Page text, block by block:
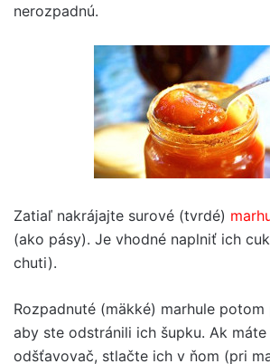
nerozpadnú.
Zatiaľ nakrájajte surové (tvrdé)
(ako pásy). Je vhodné naplniť ich
chuti).
Rozpadnuté (mäkké) marhule
aby ste odstránili ich šupku. Ak
odšťavovač, stlačte ich v ňom (pri